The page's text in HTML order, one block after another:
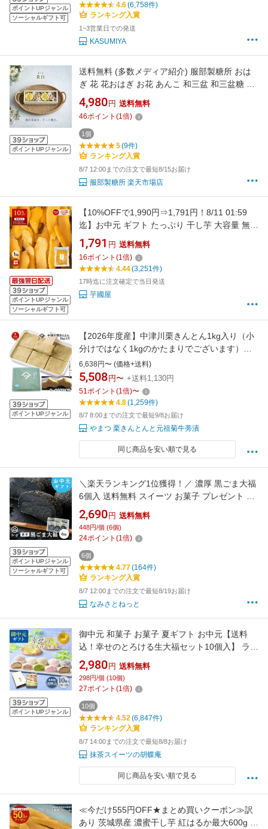
ポイントUPジャンル
ソーシャルギフト可
4.6(6,758件)
ランキング入賞
1~3営業日での発送
KASUMIYA
ポイントUPジャンル
送料無料 (多数メディア紹介) 服部製糖所 おは
ぎ 花 花おはぎ お花 あんこ 和三盆 和三盆糖 和
三盆おはぎ1個入 4個入 砂糖 和菓子 母の日 敬
老の日 ケーキ 贈り物 手土産 お供え プレゼント
ギフト 御歳暮 御年賀 お彼岸 誕生日 記念日 御
中元
4,980 円 送料無料
46ポイント (1倍)
1個
5(9件)
ランキング入賞
8/7 12:00までの注文で最短8/15お届け
服部製糖所 楽天市場店
ポイントUPジャンル
ソーシャルギフト可
【10%OFFで1,990円⇒1,791円！8/11 01:59
迄】お中元 ギフト たっぷり 干し芋 大容量 無添
加 1kg 柔らかい 干しいも 切り落とし スイーツ
プレゼント ほしいも お菓子 和菓子 さつまいも
さつま芋 和スイーツ 焼き干し芋
1,791 円 送料無料
16ポイント (1倍)
4.44(3,251件)
17時迄に注文確定で当日発送
芋國屋
ポイントUPジャンル
【2026年度産】中津川栗きんとん1kg入り（小
分けではなく1kgのかたまりでございます）
【新栗早期予約】8/20まで旧価格でご案内
6,638円〜 (価格+送料)
5,508 円〜 +送料1,130円
51ポイント (1倍)〜
4.8(1,259件)
8/7 8:00までの注文で最短9/8お届け
やまつ 栗きんとんと元祖菊牛蒡漬
同じ商品を安い順で見る
ポイントUPジャンル
ソーシャルギフト可
＼楽天ランキング1位獲得！／ 濃厚 黒ごま大福
6個入 送料無料 スイーツ お菓子 プレゼント 胡
麻餡 和楽 お中元 御中元
2,690 円 送料無料
448円/個 (6個)
24ポイント (1倍)
6個
4.77(164件)
ランキング入賞
8/7 12:00までの注文で最短8/19お届け
なみさとねっと
ポイントUPジャンル
御中元 和菓子 お菓子 夏ギフト お中元【送料
込！幸せのとろける生大福セット10個入】 ラン
キング1位 JFSグランプリ受賞 TV雑誌紹介 楽
天ショップオブザマンス受賞 スイーツ 本州宛
送料無料 抹茶 苺 珈琲 ほうじ あんバタ クリー
2,980 円 送料無料
298円/個 (10個)
27ポイント (1倍)
10個
4.52(6,847件)
ランキング入賞
8/7 14:00までの注文で最短8/8お届け
抹茶スイーツの胡蝶庵
同じ商品を安い順で見る
≪今だけ555円OFF★まとめ買いクーポン≫訳
あり 茨城県産 濃蜜干し芋 紅はるか最大600g 干